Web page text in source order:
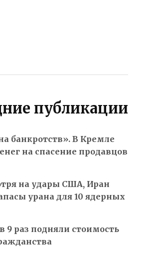
публикации
банкротств». В Кремле
на спасение продавцов
на удары США, Иран
урана для 10 ядерных
9 раз подняли стоимость